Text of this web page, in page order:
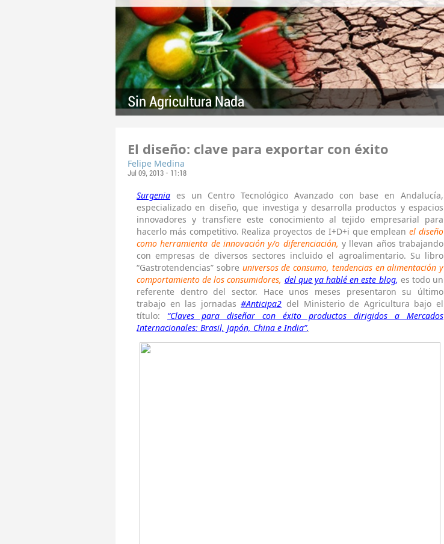
Sin Agricultura Nada
El diseño: clave para exportar con éxito
Felipe Medina
Jul 09, 2013 - 11:18
Surgenia es un Centro Tecnológico Avanzado con base en Andalucía,
especializado en diseño, que investiga y desarrolla productos y espacios
innovadores y transfiere este conocimiento al tejido empresarial para
hacerlo más competitivo. Realiza proyectos de I+D+i que empleanel diseño
como herramienta de innovación y/o diferenciación, y llevan años trabajando
con empresas de diversos sectores incluido el agroalimentario. Su libro
“Gastrotendencias” sobre universos de consumo, tendencias en alimentación y
comportamiento de los consumidores, del que ya hablé en este blog, es todo un
referente dentro del sector. Hace unos meses presentaron su último
trabajo en las jornadas#Anticipa2 del Ministerio de Agricultura bajo el
título: “Claves para diseñar con éxito productos dirigidos a Mercados
Internacionales: Brasil, Japón, China e India”.